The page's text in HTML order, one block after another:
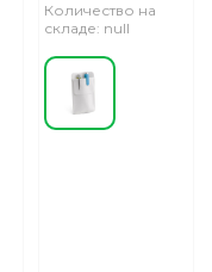
Количество на
складе: null